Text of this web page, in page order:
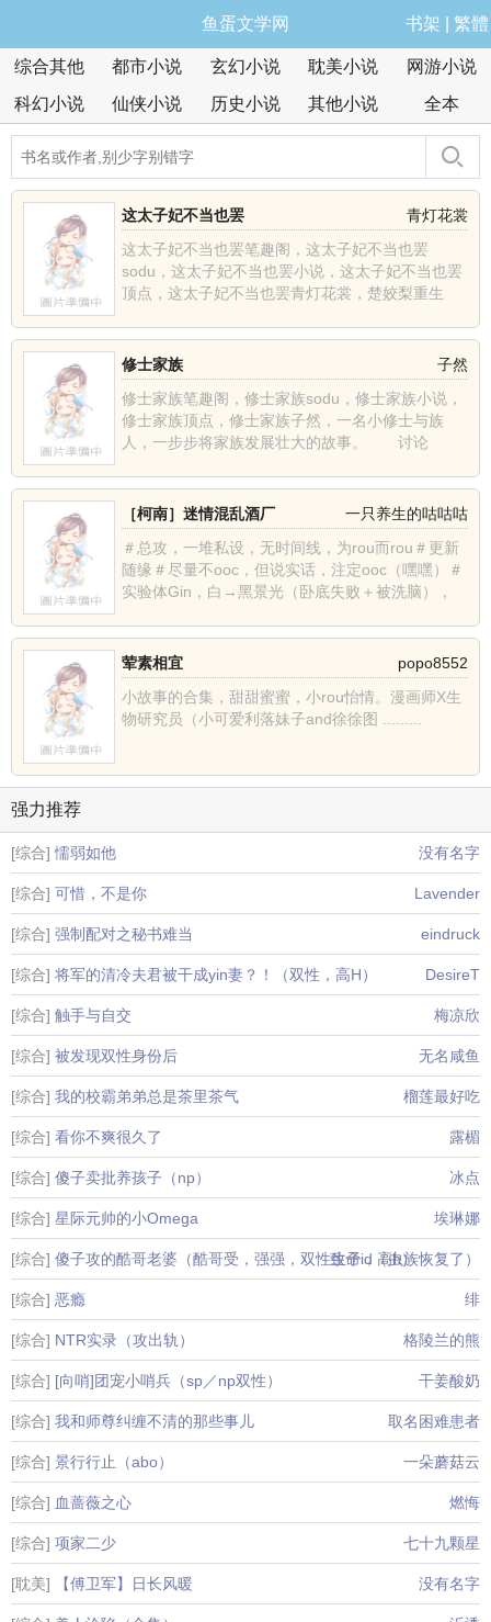
鱼蛋文学网 书架 繁體
综合其他 都市小说 玄幻小说 耽美小说
网游小说
科幻小说
仙侠小说 历史小说 其他小说 全本
青灯花裳
这太子妃不当也罢
这太子妃不当也罢笔趣阁，这太子妃不当也罢
sodu，这太子妃不当也罢小说，这太子妃不当也罢
顶点，这太子妃不当也罢青灯花裳，楚姣梨重生
子然
修士家族
修士家族笔趣阁，修士家族sodu，修士家族小说，
修士家族顶点，修士家族子然，一名小修士与族
人，一步步将家族发展壮大的故事。 讨论
一只养生的咕咕咕
［柯南］迷情混乱酒厂
＃总攻，一堆私设，无时间线，为rou而rou＃更新
随缘＃尽量不ooc，但说实话，注定ooc（嘿嘿）＃
实验体Gin，白→黑景光（卧底失败＋被洗脑），
popo8552
荤素相宜
小故事的合集，甜甜蜜蜜，小rou怡情。漫画师X生
物研究员（小可爱利落妹子and徐徐图 .........
强力推荐
[综合] 懦弱如他 没有名字
[综合] 可惜，不是你 Lavender
[综合] 强制配对之秘书难当 eindruck
[综合] 将军的清冷夫君被干成yin妻？！（双性，高H） DesireT
[综合] 触手与自交 梅凉欣
[综合] 被发现双性身份后 无名咸鱼
[综合] 我的校霸弟弟总是茶里茶气 榴莲最好吃
[综合] 看你不爽很久了 露楣
[综合] 傻子卖批养孩子（np） 冰点
[综合] 星际元帅的小Omega 埃琳娜
[综合] 傻子攻的酷哥老婆（酷哥受，强强，双性生子，高h）
致命id（虫族恢复了）
[综合] 恶瘾 绯
[综合] NTR实录（攻出轨） 格陵兰的熊
[综合] [向哨]团宠小哨兵（sp／np双性） 干姜酸奶
[综合] 我和师尊纠缠不清的那些事儿 取名困难患者
[综合] 景行行止（abo） 一朵蘑菇云
[综合] 血蔷薇之心 燃悔
[综合] 项家二少 七十九颗星
[耽美] 【傅卫军】日长风暖 没有名字